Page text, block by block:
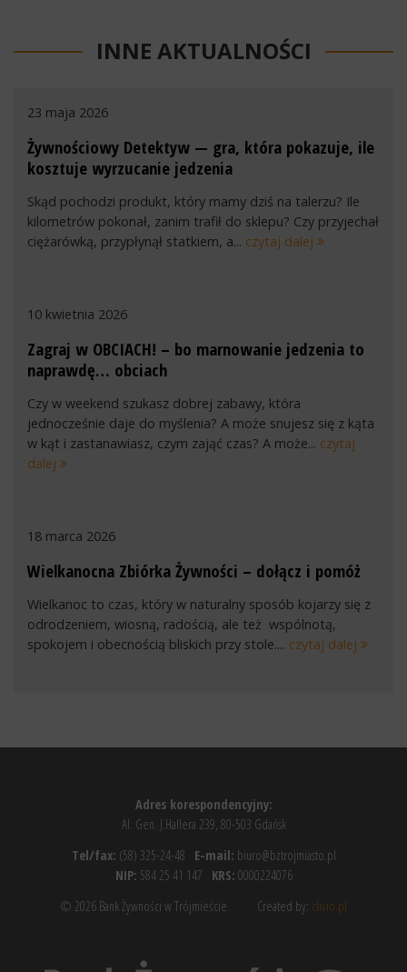
INNE AKTUALNOŚCI
23 maja 2026
Żywnościowy Detektyw — gra, która pokazuje, ile
kosztuje wyrzucanie jedzenia
Skąd pochodzi produkt, który mamy dziś na talerzu? Ile
kilometrów pokonał, zanim trafił do sklepu? Czy przyjechał
ciężarówką, przypłynął statkiem, a... czytaj dalej
10 kwietnia 2026
Zagraj w OBCIACH! – bo marnowanie jedzenia to
naprawdę… obciach
Czy w weekend szukasz dobrej zabawy, która
jednocześnie daje do myślenia? A może snujesz się z kąta
w kąt i zastanawiasz, czym zająć czas? A może... czytaj
dalej
18 marca 2026
Wielkanocna Zbiórka Żywności – dołącz i pomóż
Wielkanoc to czas, który w naturalny sposób kojarzy się z
odrodzeniem, wiosną, radością, ale też wspólnotą,
spokojem i obecnością bliskich przy stole.... czytaj dalej
Adres korespondencyjny:
Al. Gen. J.Hallera 239, 80-503 Gdańsk
Tel/fax: (58) 325-24-48 E-mail: biuro@bztrojmiasto.pl
NIP: 584 25 41 147 KRS: 0000224076
© 2026 Bank Żywności w Trójmieście
Created by: clivio.pl